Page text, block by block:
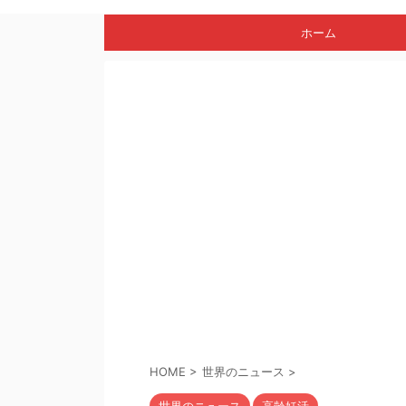
ホーム
HOME > 世界のニュース >